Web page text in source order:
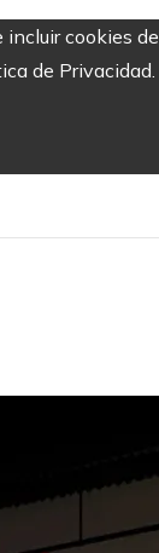
cookies de
de Privacidad.